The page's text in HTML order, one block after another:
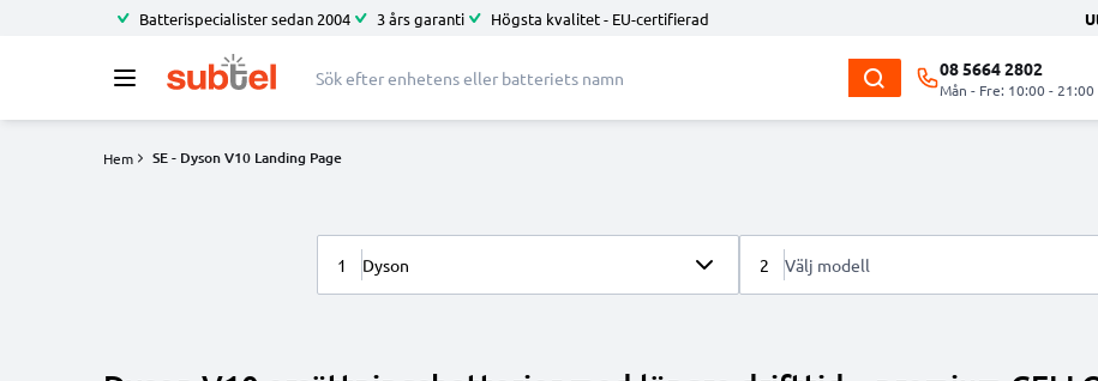
Batterispecialister sedan 2004 3 års garanti Högsta kvalitet - EU-certifierad
08 5664 2802
Mån - Fre: 10:00 - 21:00
Hem SE - Dyson V10 Landing Page
1 Dyson 2 Välj modell